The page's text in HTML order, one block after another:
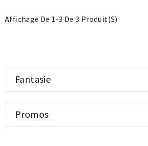
Affichage De 1-3 De 3 Produit(s)
Fantasie
Promos